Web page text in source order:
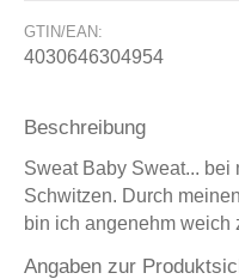
GTIN/EAN:
4030646304954
Beschreibung
Sweat Baby Sweat... bei
Schwitzen. Durch
bin ich angenehm weich
Angaben zur